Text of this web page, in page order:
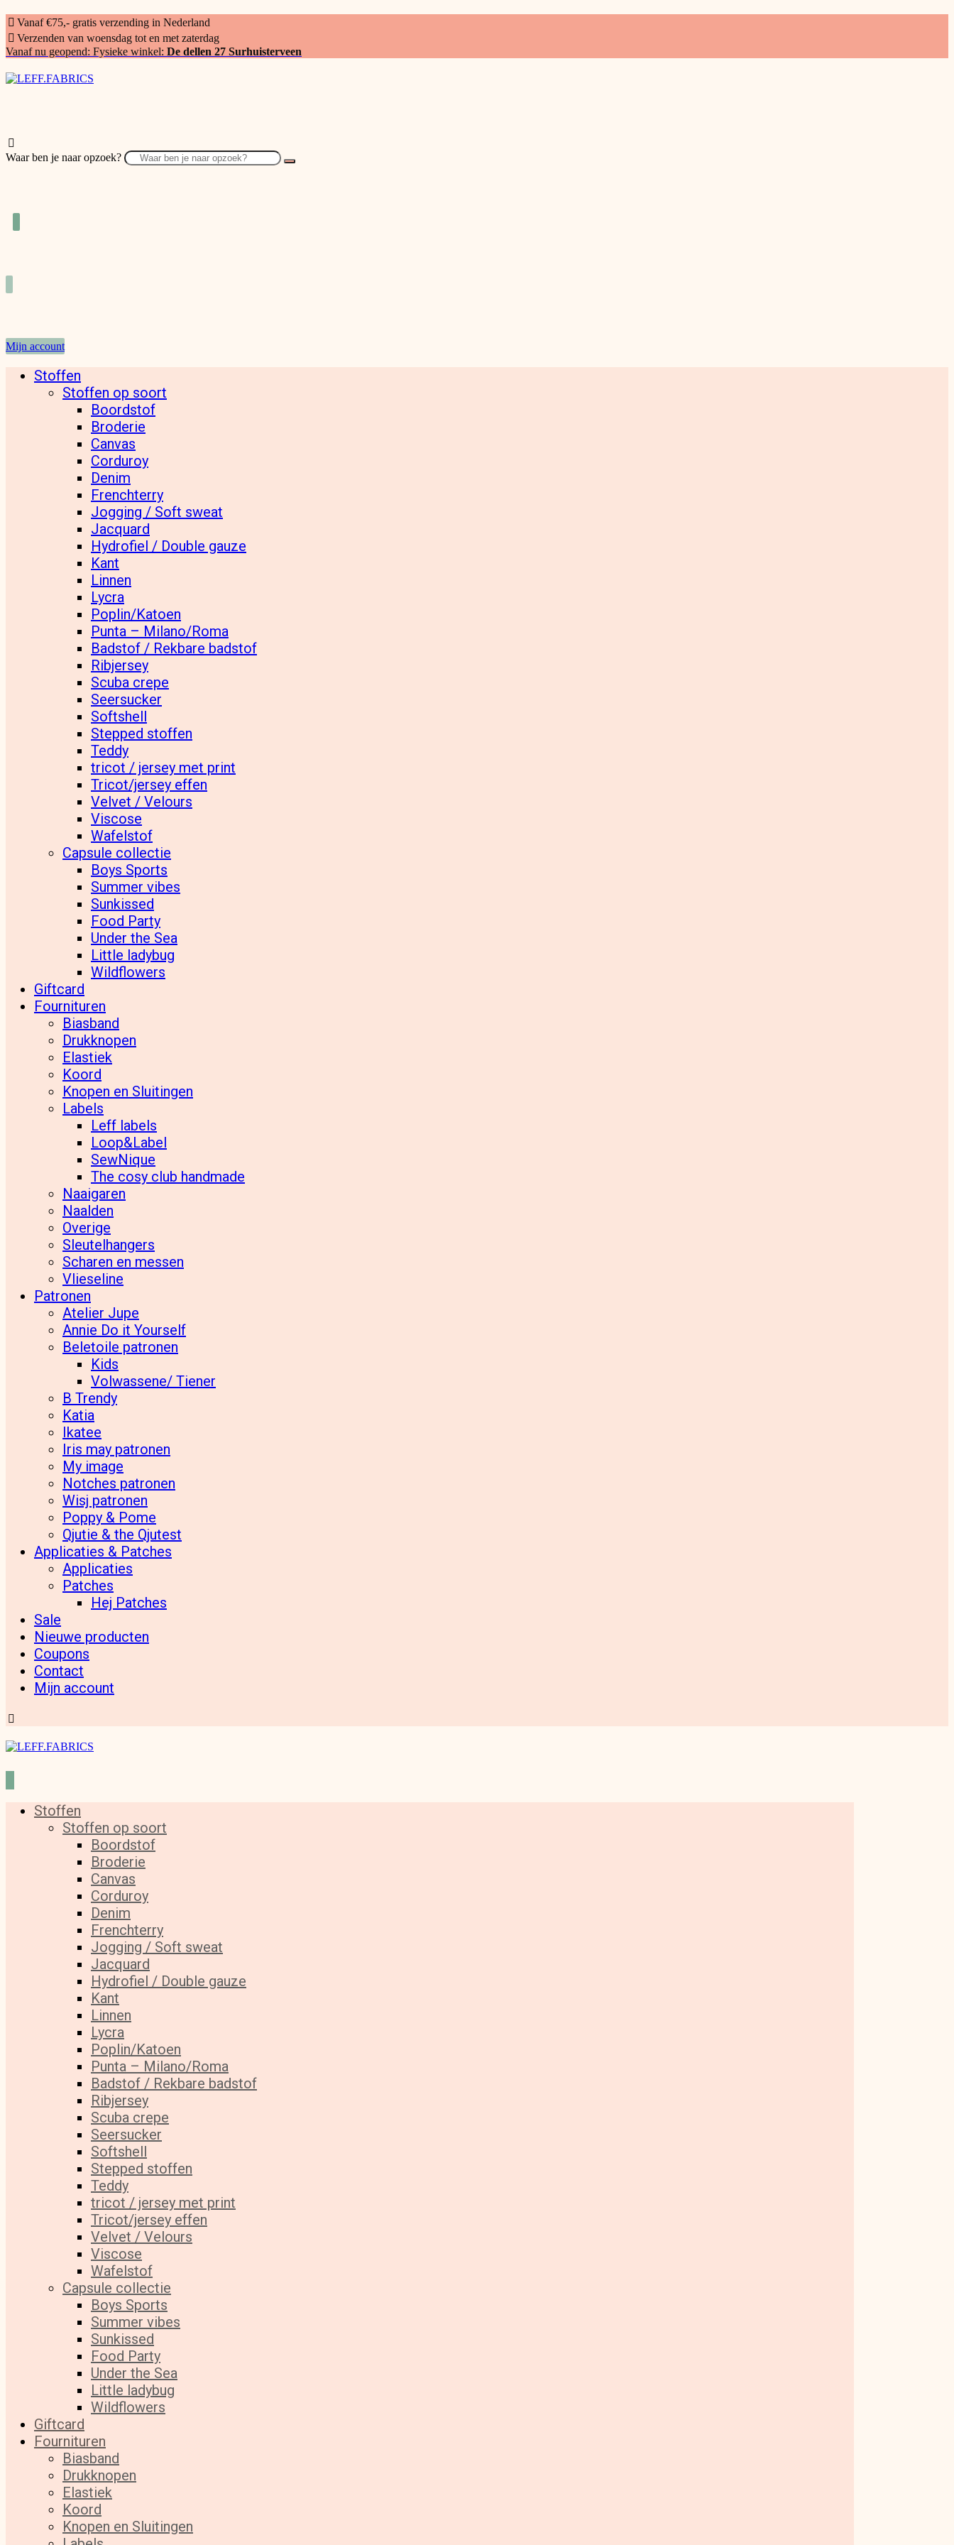
Vanaf €75,- gratis verzending in Nederland
Verzenden van woensdag tot en met zaterdag
Vanaf nu geopend: Fysieke winkel: De dellen 27 Surhuisterveen
Waar ben je naar opzoek?
Mijn account
Stoffen
Stoffen op soort
Boordstof
Broderie
Canvas
Corduroy
Denim
Frenchterry
Jogging / Soft sweat
Jacquard
Hydrofiel / Double gauze
Kant
Linnen
Lycra
Poplin/Katoen
Punta – Milano/Roma
Badstof / Rekbare badstof
Ribjersey
Scuba crepe
Seersucker
Softshell
Stepped stoffen
Teddy
tricot / jersey met print
Tricot/jersey effen
Velvet / Velours
Viscose
Wafelstof
Capsule collectie
Boys Sports
Summer vibes
Sunkissed
Food Party
Under the Sea
Little ladybug
Wildflowers
Giftcard
Fournituren
Biasband
Drukknopen
Elastiek
Koord
Knopen en Sluitingen
Labels
Leff labels
Loop&Label
SewNique
The cosy club handmade
Naaigaren
Naalden
Overige
Sleutelhangers
Scharen en messen
Vlieseline
Patronen
Atelier Jupe
Annie Do it Yourself
Beletoile patronen
Kids
Volwassene/ Tiener
B Trendy
Katia
Ikatee
Iris may patronen
My image
Notches patronen
Wisj patronen
Poppy & Pome
Qjutie & the Qjutest
Applicaties & Patches
Applicaties
Patches
Hej Patches
Sale
Nieuwe producten
Coupons
Contact
Mijn account
Stoffen
Stoffen op soort
Boordstof
Broderie
Canvas
Corduroy
Denim
Frenchterry
Jogging / Soft sweat
Jacquard
Hydrofiel / Double gauze
Kant
Linnen
Lycra
Poplin/Katoen
Punta – Milano/Roma
Badstof / Rekbare badstof
Ribjersey
Scuba crepe
Seersucker
Softshell
Stepped stoffen
Teddy
tricot / jersey met print
Tricot/jersey effen
Velvet / Velours
Viscose
Wafelstof
Capsule collectie
Boys Sports
Summer vibes
Sunkissed
Food Party
Under the Sea
Little ladybug
Wildflowers
Giftcard
Fournituren
Biasband
Drukknopen
Elastiek
Koord
Knopen en Sluitingen